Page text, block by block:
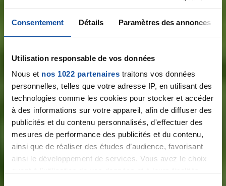
Consentement Détails Paramètres des annonces
Utilisation responsable de vos données
Nous et nos 1022 partenaires traitons vos données
personnelles, telles que votre adresse IP, en utilisant des
technologies comme les cookies pour stocker et accéder
à des informations sur votre appareil, afin de diffuser des
publicités et du contenu personnalisés, d'effectuer des
mesures de performance des publicités et du contenu,
ainsi que de réaliser des études d’audience, favorisant
ainsi le développement de services. Vous avez le choix
Plus vite que le
cancer
Notre course